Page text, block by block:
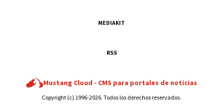
MEDIAKIT
RSS
Mustang Cloud - CMS para portales de noticias
Copyright (c) 1996-2026. Todos los derechos reservados.